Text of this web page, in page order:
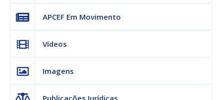
APCEF Em Movimento
Vídeos
Imagens
Publicações Jurídicas